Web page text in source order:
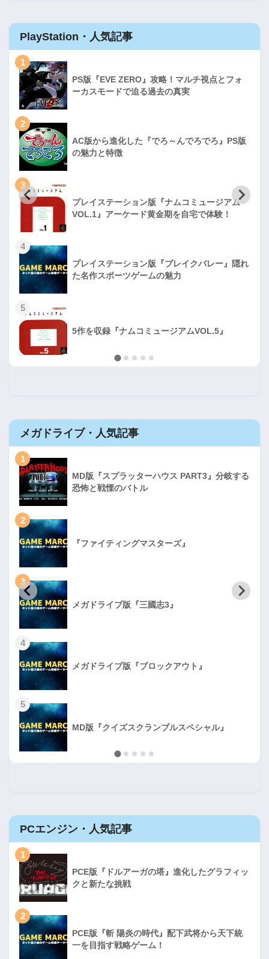
PlayStation・人気記事
1
PS版『EVE ZERO』攻略！マルチ視点とフォ
ーカスモードで迫る過去の真実
2
AC版から進化した『でろ～んでろでろ』PS版
の魅力と特徴
3
プレイステーション版『ナムコミュージアム
VOL.1』アーケード黄金期を自宅で体験！
4
プレイステーション版『ブレイクバレー』隠れ
た名作スポーツゲームの魅力
5
5作を収録『ナムコミュージアムVOL.5』
メガドライブ・人気記事
1
MD版『スプラッターハウス PART3』分岐する
恐怖と戦慄のバトル
2
『ファイティングマスターズ』
3
メガドライブ版『三國志3』
4
メガドライブ版『ブロックアウト』
5
MD版『クイズスクランブルスペシャル』
PCエンジン・人気記事
1
PCE版『ドルアーガの塔』進化したグラフィッ
クと新たな挑戦
2
PCE版『斬 陽炎の時代』配下武将から天下統
一を目指す戦略ゲーム！